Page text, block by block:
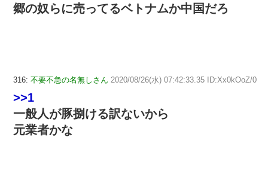
郷の奴らに売ってるベトナムか中国だろ
316: 不要不急の名無しさん 2020/08/26(水) 07:42:33.35 ID:Xx0kOoZ/0
>>1
一般人が豚捌ける訳ないから
元業者かな